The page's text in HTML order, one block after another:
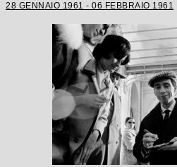
28 GENNAIO 1961 - 06 FEBBRAIO 1961